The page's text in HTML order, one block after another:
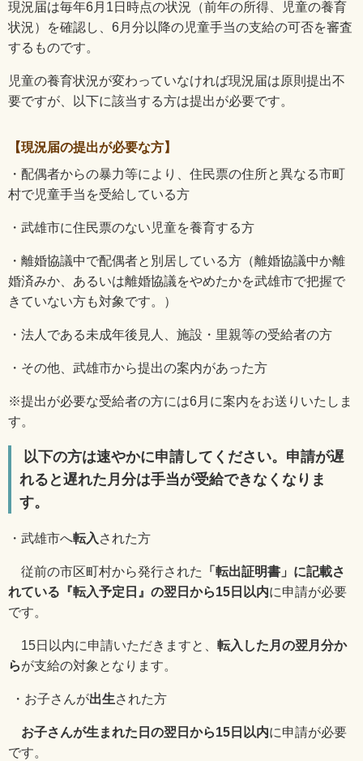
現況届は毎年6月 1 日時点の状況（前年の所得、児童の養育
状況）を確認し、6月分以降の児童手当の支給の可否を審査
するものです。
児童の養育状況が変わっていなければ現況届は原則提出不
要ですが、以下に該当する方は提出が必要です。
【現況届の提出が必要な方】
・配偶者からの暴力等により、住民票の住所と異なる市町
村で児童手当を受給している方
・武雄市に住民票のない児童を養育する方
・離婚協議中で配偶者と別居している方（離婚協議中か離
婚済みか、あるいは離婚協議をやめたかを武雄市で把握で
きていない方も対象です。）
・法人である未成年後見人、施設・里親等の受給者の方
・その他、武雄市から提出の案内があった方
※提出が必要な受給者の方には6月に案内をお送りいたしま
す。
以下の方は速やかに申請してください。申請が遅
れると遅れた月分は手当が受給できなくなりま
す。
・武雄市へ転入 された方
従前の市区町村から発行された
「転出証明書」に記載さ
れている『転入予定日』の翌日から15日以内に申請が必要
です。
15日以内に申請いただきますと、 転入した月の翌月分か
らが支給の対象となります。
・お子さんが出生された方
お子さんが生まれた日の翌日から15日以内に申請が必要
です。